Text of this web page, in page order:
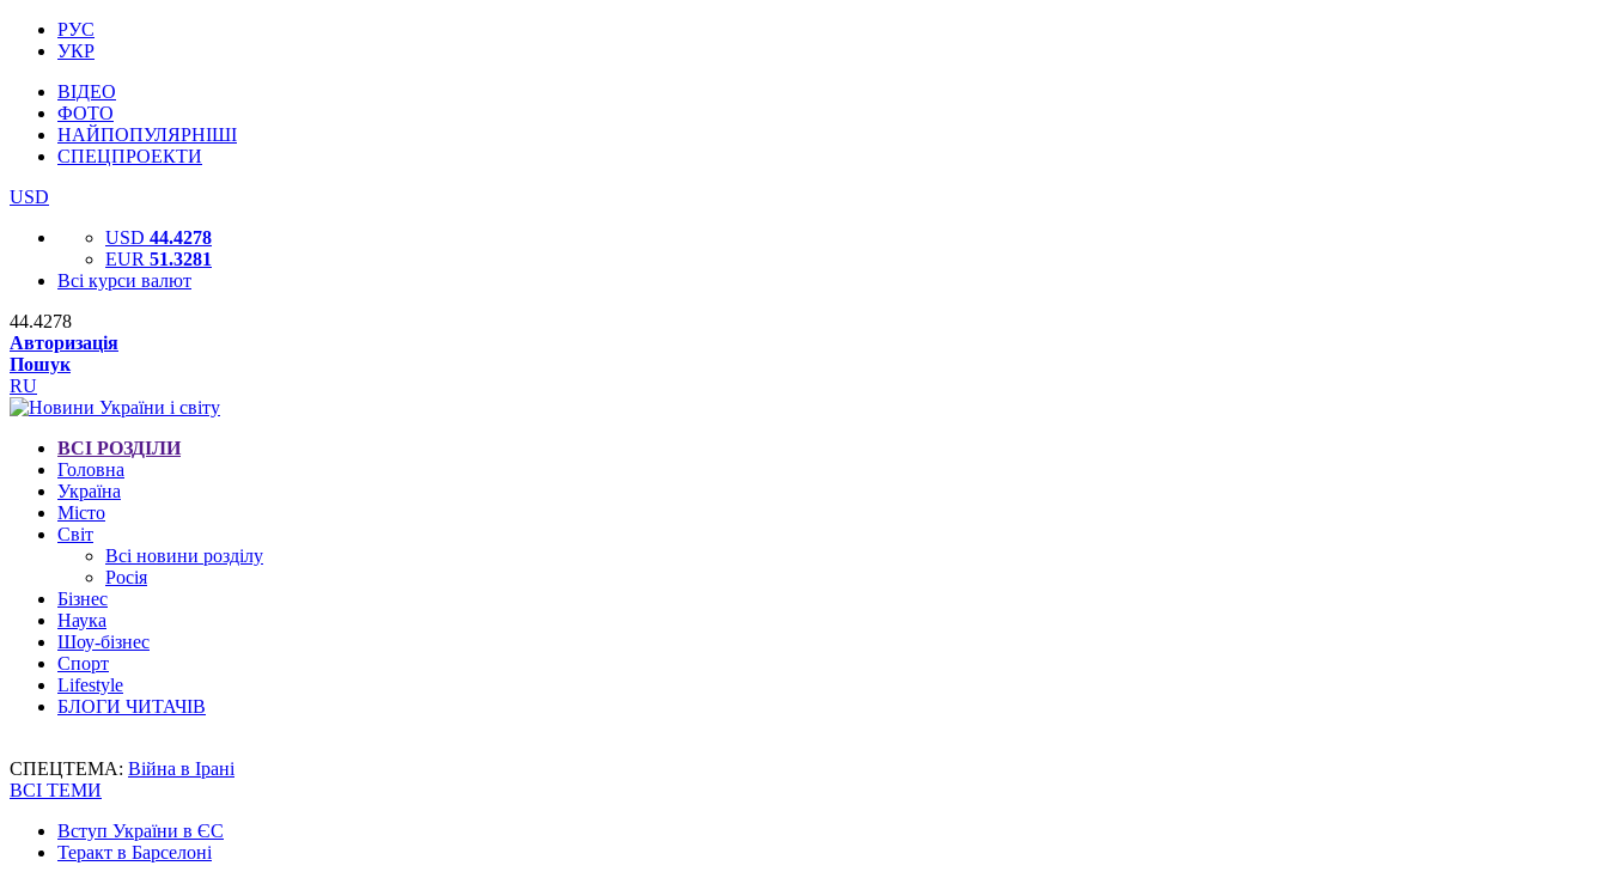
РУС
УКР
ВІДЕО
ФОТО
НАЙПОПУЛЯРНІШІ
СПЕЦПРОЕКТИ
USD
USD 44.4278
EUR 51.3281
Всі курси валют
44.4278
Авторизація
Пошук
RU
ВСІ РОЗДІЛИ
Головна
Україна
Місто
Світ
Всі новини розділу
Росія
Бізнес
Наука
Шоу-бізнес
Спорт
Lifestyle
БЛОГИ ЧИТАЧІВ
СПЕЦТЕМА: Війна в Ірані
ВСІ ТЕМИ
Вступ України в ЄС
Теракт в Барселоні